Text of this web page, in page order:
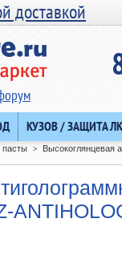
доставкой
КУЗОВ / ЗАЩИТА
пасты >
Высокоглянцевая